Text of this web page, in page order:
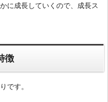
に成長していくので、成長ス
徴
です。